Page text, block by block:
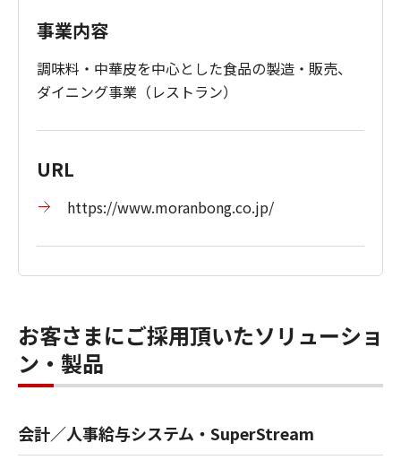
事業内容
調味料・中華皮を中心とした食品の製造・販売、
ダイニング事業（レストラン）
URL
https://www.moranbong.co.jp/
お客さまにご採用頂いたソリューショ
ン・製品
会計／人事給与システム・SuperStream